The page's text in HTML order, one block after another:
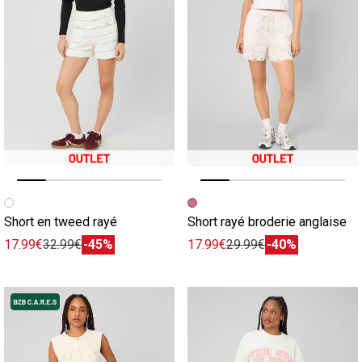
Image précédente
Image suivante
Short en tweed rayé
17.99€32.99€-45%
Image précédente
Image suivante
Short rayé broderie anglaise
17.99€29.99€-40%